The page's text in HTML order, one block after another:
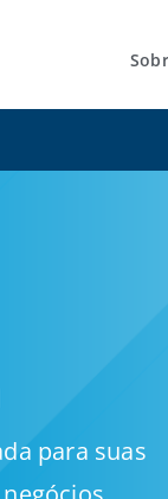
para suas